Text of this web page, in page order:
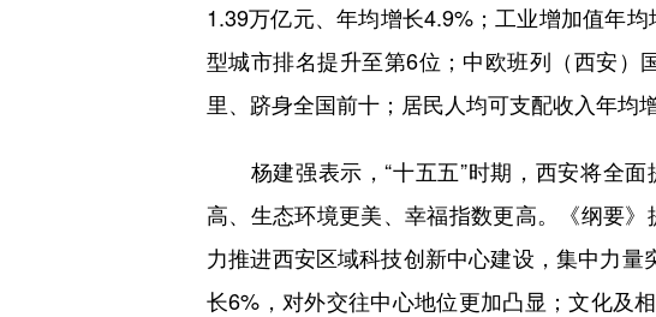
1.39万亿元、年均增长4.9%；工业增加值年
型城市排名提升至第6位；中欧班列（西安）
里、跻身全国前十；居民人均可支配收入年均
杨建强表示，“十五五”时期，西安将全面
高、生态环境更美、幸福指数更高。《纲要
力推进西安区域科技创新中心建设，集中力
长6%，对外交往中心地位更加凸显；文化及